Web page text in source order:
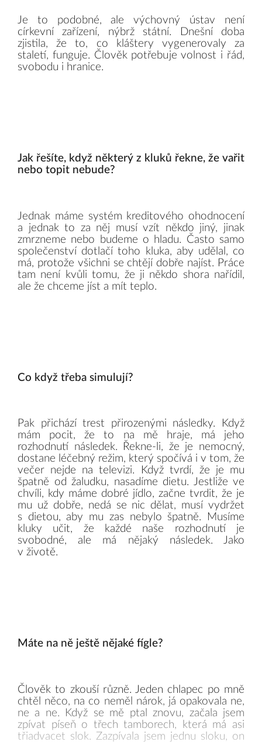
Je to podobné, ale výchovný ústav není
církevní zařízení, nýbrž státní. Dnešní doba
zjistila, že to, co kláštery vygenerovaly za
staletí, funguje. Člověk potřebuje volnost i řád,
svobodu i hranice.
Jak řešíte, když některý z kluků řekne, že vařit
nebo topit nebude?
Jednak máme systém kreditového ohodnocení
a jednak to za něj musí vzít někdo jiný, jinak
zmrzneme nebo budeme o hladu. Často samo
společenství dotlačí toho kluka, aby udělal, co
má, protože všichni se chtějí dobře najíst. Práce
tam není kvůli tomu, že ji někdo shora nařídil,
ale že chceme jíst a mít teplo.
Co když třeba simulují?
Pak přichází trest přirozenými následky. Když
mám pocit, že to na mě hraje, má jeho
rozhodnutí následek. Řekne-li, že je nemocný,
dostane léčebný režim, který spočívá i v tom, že
večer nejde na televizi. Když tvrdí, že je mu
špatně od žaludku, nasadíme dietu. Jestliže ve
chvíli, kdy máme dobré jídlo, začne tvrdit, že je
mu už dobře, nedá se nic dělat, musí vydržet
s dietou, aby mu zas nebylo špatně. Musíme
kluky učit, že každé naše rozhodnutí je
svobodné, ale má nějaký následek. Jako
v životě.
Máte na ně ještě nějaké fígle?
Člověk to zkouší různě. Jeden chlapec po mně
chtěl něco, na co neměl nárok, já opakovala ne,
ne a ne. Když se mě ptal znovu, začala jsem
zpívat píseň o třech tamborech, která má asi
třiadvacet slok. Zazpívala jsem jednu sloku, on